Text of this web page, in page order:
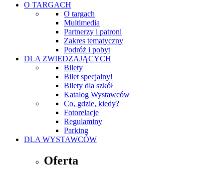
O TARGACH
O targach
Multimedia
Partnerzy i patroni
Zakres tematyczny
Podróż i pobyt
DLA ZWIEDZAJĄCYCH
Bilety
Bilet specjalny!
Bilety dla szkół
Katalog Wystawców
Co, gdzie, kiedy?
Fotorelacje
Regulaminy
Parking
DLA WYSTAWCÓW
Oferta